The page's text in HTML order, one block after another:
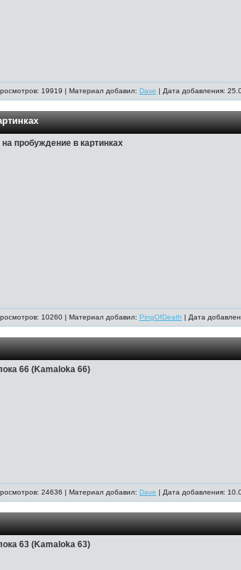
19919 | Материал добавил: Dave | Дата добавления:
на пробуждение в картинках
10260 | Материал добавил: PingOfDeath | Дата
66 (Kamaloka 66)
24636 | Материал добавил: Dave | Дата добавления:
63 (Kamaloka 63)